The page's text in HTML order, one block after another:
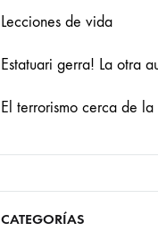
Lecciones de vida
Estatuari gerra! La otra
El terrorismo cerca de
CATEGORÍAS